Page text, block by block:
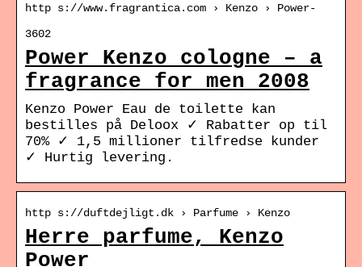
http s://www.fragrantica.com › Kenzo › Power-
3602
Power Kenzo cologne – a
fragrance for men 2008
Kenzo Power Eau de toilette kan
bestilles på Deloox ✓ Rabatter op til
70% ✓ 1,5 millioner tilfredse kunder
✓ Hurtig levering.
http s://duftdejligt.dk › Parfume › Kenzo
Herre parfume, Kenzo
Power